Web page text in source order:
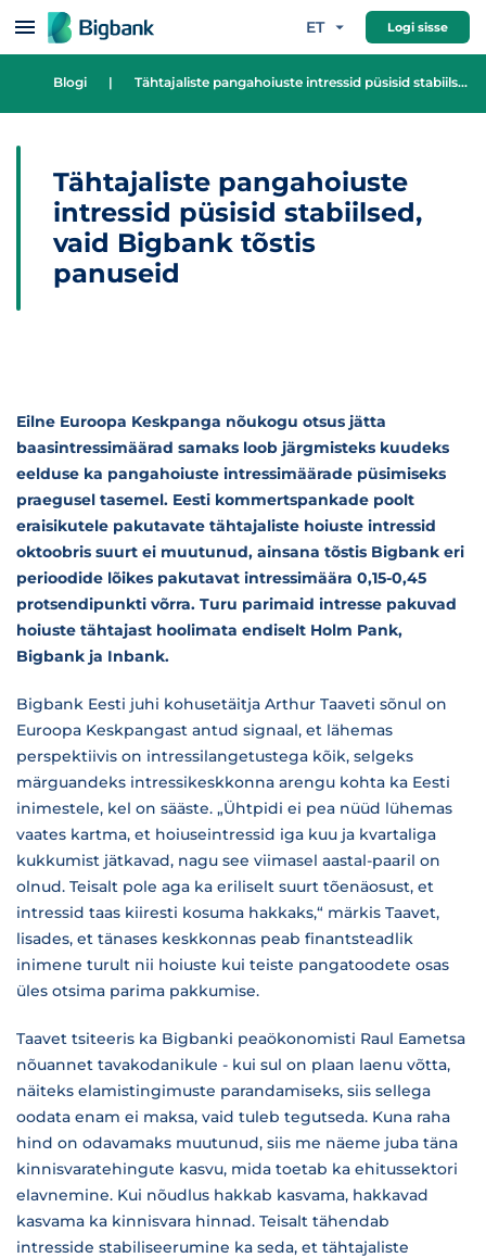
Hüppa sisu juurde ET Logi sisse
Blogi | Tähtajaliste pangahoiuste intressid püsisid stabiilsed, vaid Bigbank tõstis panuseid
Tähtajaliste pangahoiuste
intressid püsisid stabiilsed,
vaid Bigbank tõstis
panuseid
Eilne Euroopa Keskpanga nõukogu otsus jätta
baasintressimäärad samaks loob järgmisteks kuudeks
eelduse ka pangahoiuste intressimäärade püsimiseks
praegusel tasemel. Eesti kommertspankade poolt
eraisikutele pakutavate tähtajaliste hoiuste intressid
oktoobris suurt ei muutunud, ainsana tõstis Bigbank eri
perioodide lõikes pakutavat intressimäära 0,15-0,45
protsendipunkti võrra. Turu parimaid intresse pakuvad
hoiuste tähtajast hoolimata endiselt Holm Pank,
Bigbank ja Inbank.
Bigbank Eesti juhi kohusetäitja Arthur Taaveti sõnul on
Euroopa Keskpangast antud signaal, et lähemas
perspektiivis on intressilangetustega kõik, selgeks
märguandeks intressikeskkonna arengu kohta ka Eesti
inimestele, kel on sääste. „Ühtpidi ei pea nüüd lühemas
vaates kartma, et hoiuseintressid iga kuu ja kvartaliga
kukkumist jätkavad, nagu see viimasel aastal-paaril on
olnud. Teisalt pole aga ka eriliselt suurt tõenäosust, et
intressid taas kiiresti kosuma hakkaks,“ märkis Taavet,
lisades, et tänases keskkonnas peab finantsteadlik
inimene turult nii hoiuste kui teiste pangatoodete osas
üles otsima parima pakkumise.
Taavet tsiteeris ka Bigbanki peaökonomisti Raul Eametsa
nõuannet tavakodanikule - kui sul on plaan laenu võtta,
näiteks elamistingimuste parandamiseks, siis sellega
oodata enam ei maksa, vaid tuleb tegutseda. Kuna raha
hind on odavamaks muutunud, siis me näeme juba täna
kinnisvaratehingute kasvu, mida toetab ka ehitussektori
elavnemine. Kui nõudlus hakkab kasvama, hakkavad
kasvama ka kinnisvara hinnad. Teisalt tähendab
intresside stabiliseerumine ka seda, et tähtajaliste